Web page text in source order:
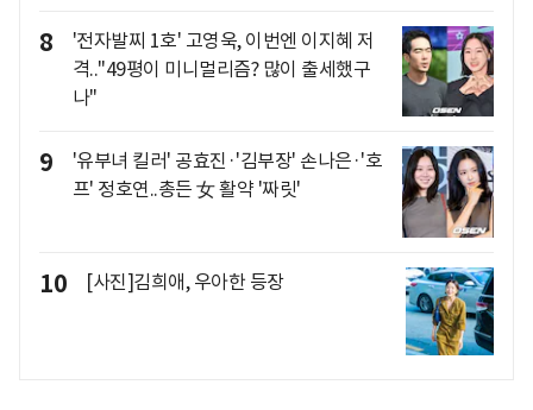
8
'전자발찌 1호' 고영욱, 이번엔 이지혜 저
격.."49평이 미니멀리즘? 많이 출세했구
나"
9
'유부녀 킬러' 공효진·'김부장' 손나은·'호
프' 정호연..총든 女 활약 '짜릿'
10 [사진]김희애, 우아한 등장